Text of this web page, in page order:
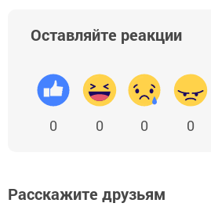
Оставляйте реакции
0 0 0 0
Расскажите друзьям